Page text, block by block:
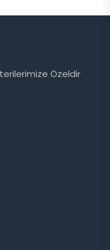
Özeldir